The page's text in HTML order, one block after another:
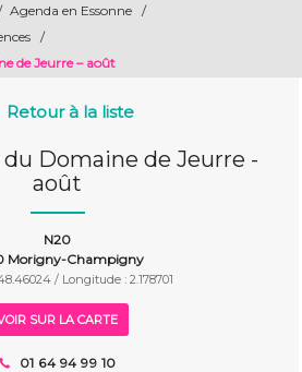
Agenda en Essonne
/
/
de Jeurre – août
Retour à la liste
Domaine de Jeurre -
août
N20
Morigny-Champigny
/ Longitude : 2.178701
SUR LA CARTE
01 64 94 99 10